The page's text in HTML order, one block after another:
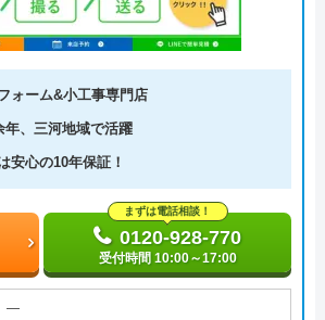
ォーム&小工事専門店
年、三河地域で活躍
安心の10年保証！
まずは電話相談！
0120-928-770
受付時間 10:00～17:00
―